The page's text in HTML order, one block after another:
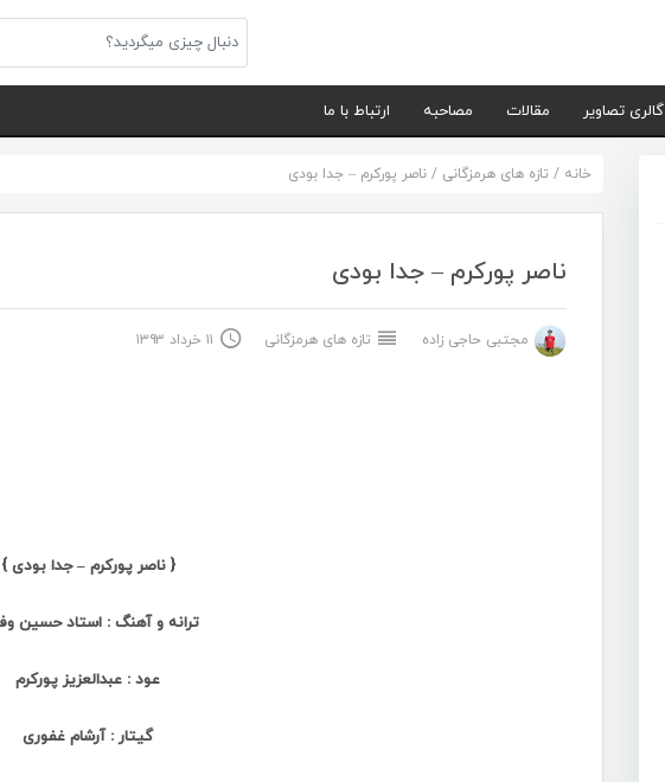
گالری تصاویر مقالات مصاحبه ارتباط با ما
خانه / تازه های هرمزگانی / ناصر پورکرم – جدا بودی
ناصر پورکرم – جدا بودی
مجتبی حاجی زاده تازه های هرمزگانی ۱۱ خرداد ۱۳۹۳
{ ناصر پورکرم – جدا بودی }
ترانه و آهنگ : استاد حسین
عود : عبدالعزیز پورکرم
گیتار : آرشام غفوری